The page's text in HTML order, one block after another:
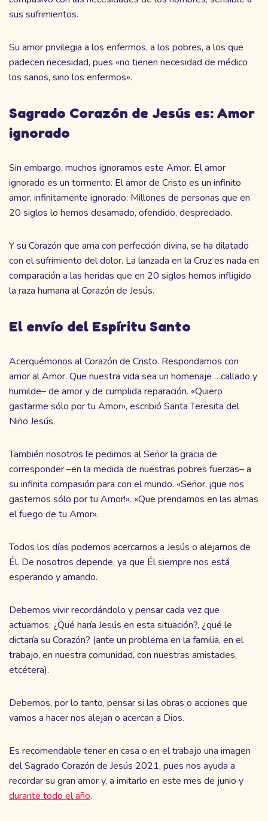
sus sufrimientos.
Su amor privilegia a los enfermos, a los pobres, a los que
padecen necesidad, pues «no tienen necesidad de médico
los sanos, sino los enfermos».
Sagrado Corazón de Jesús es: Amor
ignorado
Sin embargo, muchos ignoramos este Amor. El amor
ignorado es un tormento. El amor de Cristo es un infinito
amor, infinitamente ignorado: Millones de personas que en
20 siglos lo hemos desamado, ofendido, despreciado.
Y su Corazón que ama con perfección divina, se ha dilatado
con el sufrimiento del dolor. La lanzada en la Cruz es nada en
comparación a las heridas que en 20 siglos hemos infligido
la raza humana al Corazón de Jesús.
El envío del Espíritu Santo
Acerquémonos al Corazón de Cristo. Respondamos con
amor al Amor. Que nuestra vida sea un homenaje …callado y
humilde– de amor y de cumplida reparación. «Quiero
gastarme sólo por tu Amor», escribió Santa Teresita del
Niño Jesús.
También nosotros le pedimos al Señor la gracia de
corresponder –en la medida de nuestras pobres fuerzas– a
su infinita compasión para con el mundo. «Señor, ¡que nos
gastemos sólo por tu Amor!». «Que prendamos en las almas
el fuego de tu Amor».
Todos los días podemos acercarnos a Jesús o alejarnos de
Él. De nosotros depende, ya que Él siempre nos está
esperando y amando.
Debemos vivir recordándolo y pensar cada vez que
actuamos: ¿Qué haría Jesús en esta situación?, ¿qué le
dictaría su Corazón? (ante un problema en la familia, en el
trabajo, en nuestra comunidad, con nuestras amistades,
etcétera).
Debemos, por lo tanto, pensar si las obras o acciones que
vamos a hacer nos alejan o acercan a Dios.
Es recomendable tener en casa o en el trabajo una imagen
del Sagrado Corazón de Jesús 2021, pues nos ayuda a
recordar su gran amor y, a imitarlo en este mes de junio y
durante todo el año.